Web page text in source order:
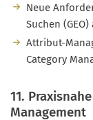
Neue
Suchen
Attribut-
Category
11.
Management